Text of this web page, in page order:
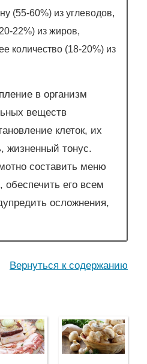
(55-60%) из углеводов,
22%) из жиров,
количество (18-20%) из
в организм
веществ
клеток, их
жизненный тонус.
составить меню
обеспечить его всем
осложнения,
Вернуться к содержанию